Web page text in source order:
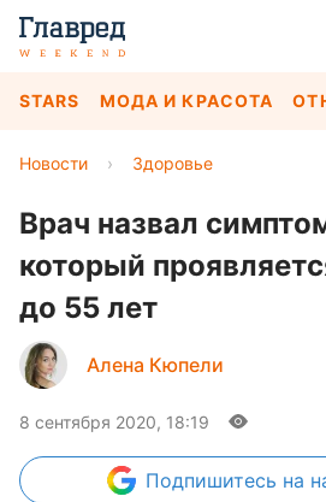
STARS МОДА И КРАСОТА
Новости › Здоровье
Врач назвал
который
до 55 лет
Алена Кюпели
8 сентября 2020, 18:19
Подпишитесь на